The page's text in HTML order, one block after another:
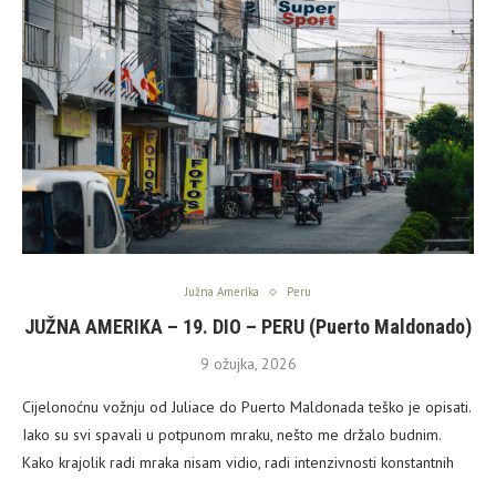
Južna Amerika Peru
JUŽNA AMERIKA – 19. DIO – PERU (Puerto Maldonado)
9 ožujka, 2026
Cijelonoćnu vožnju od Juliace do Puerto Maldonada teško je opisati.
Iako su svi spavali u potpunom mraku, nešto me držalo budnim.
Kako krajolik radi mraka nisam vidio, radi intenzivnosti konstantnih